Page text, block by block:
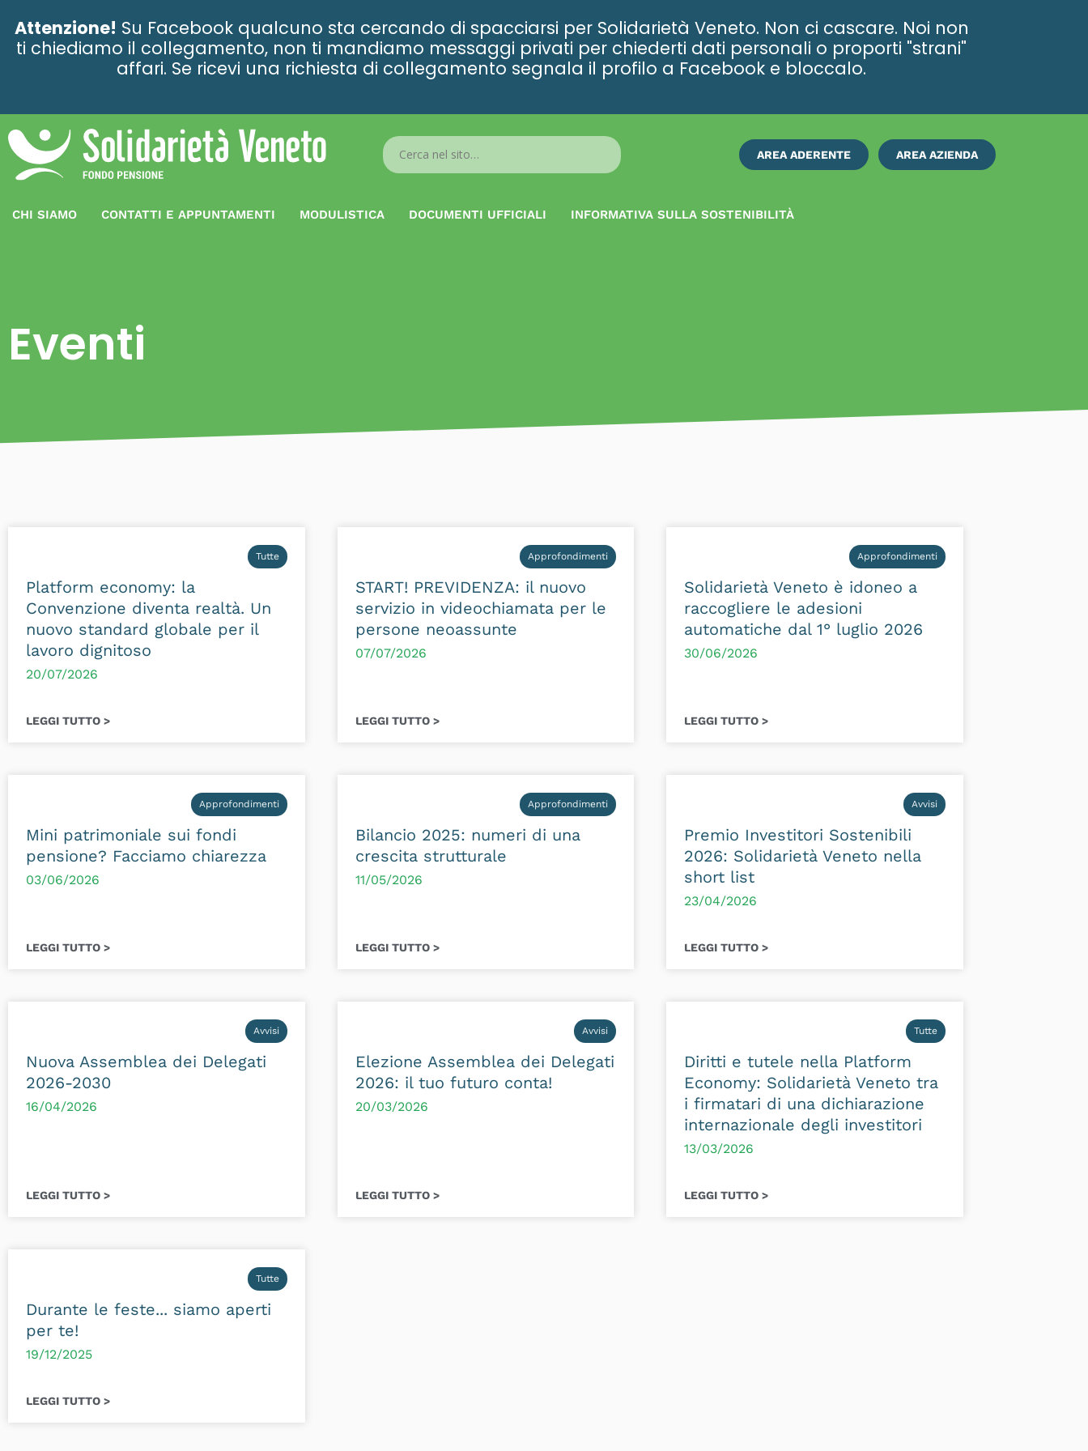
Attenzione! Su Facebook qualcuno sta cercando di spacciarsi per Solidarietà Veneto. Non ci cascare. Noi non
ti chiediamo il collegamento, non ti mandiamo messaggi privati per chiederti dati personali o proporti "strani"
affari. Se ricevi una richiesta di collegamento segnala il profilo a Facebook e bloccalo.
Search
...
AREA ADERENTE AREA AZIENDA
CHI SIAMO CONTATTI E APPUNTAMENTI MODULISTICA DOCUMENTI UFFICIALI INFORMATIVA SULLA SOSTENIBILITÀ
ISCRIVITI
Eventi
Tutte
Platform economy: la
Convenzione diventa realtà. Un
nuovo standard globale per il
lavoro dignitoso
20/07/2026
LEGGI TUTTO >
Approfondimenti
START! PREVIDENZA: il nuovo
servizio in videochiamata per le
persone neoassunte
07/07/2026
LEGGI TUTTO >
Approfondimenti
Solidarietà Veneto è idoneo a
raccogliere le adesioni
automatiche dal 1° luglio 2026
30/06/2026
LEGGI TUTTO >
Approfondimenti
Mini patrimoniale sui fondi
pensione? Facciamo chiarezza
03/06/2026
LEGGI TUTTO >
Approfondimenti
Bilancio 2025: numeri di una
crescita strutturale
11/05/2026
LEGGI TUTTO >
Avvisi
Premio Investitori Sostenibili
2026: Solidarietà Veneto nella
short list
23/04/2026
LEGGI TUTTO >
Avvisi
Nuova Assemblea dei Delegati
2026-2030
16/04/2026
LEGGI TUTTO >
Avvisi
Elezione Assemblea dei Delegati
2026: il tuo futuro conta!
20/03/2026
LEGGI TUTTO >
Tutte
Diritti e tutele nella Platform
Economy: Solidarietà Veneto tra
i firmatari di una dichiarazione
internazionale degli investitori
13/03/2026
LEGGI TUTTO >
Tutte
Durante le feste... siamo aperti
per te!
19/12/2025
LEGGI TUTTO >